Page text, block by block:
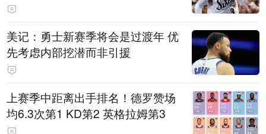
美记：勇士新赛季将会是过渡年 优
先考虑内部挖潜而非引援
上赛季中距离出手排名！德罗赞场
均6.3次第1 KD第2 英格拉姆第3